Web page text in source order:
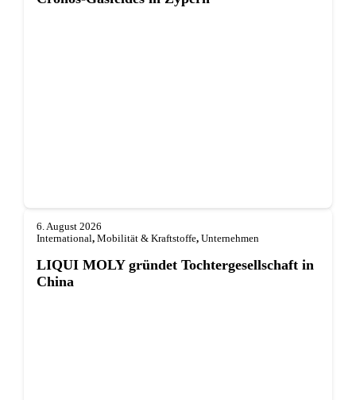
6. August 2026
International, Mobilität & Kraftstoffe, Unternehmen
LIQUI MOLY gründet Tochterge­sellschaft in
China